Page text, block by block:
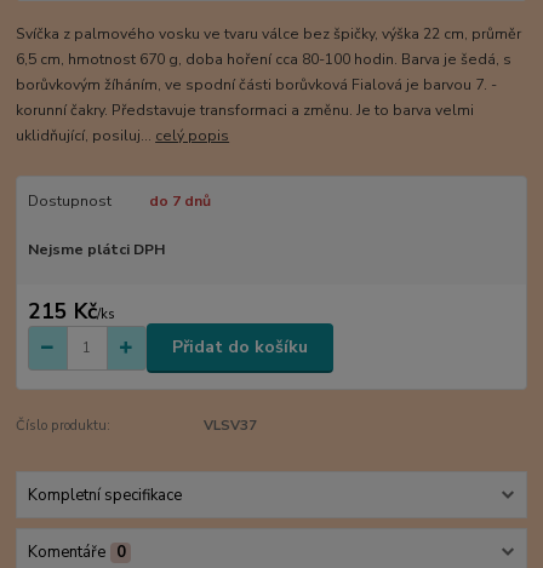
Svíčka z palmového vosku ve tvaru válce bez špičky, výška 22 cm, průměr
6,5 cm, hmotnost 670 g, doba hoření cca 80-100 hodin. Barva je šedá, s
borůvkovým žíháním, ve spodní části borůvková Fialová je barvou 7. -
korunní čakry. Představuje transformaci a změnu. Je to barva velmi
uklidňující, posiluj... celý popis
Dostupnost do 7 dnů
Nejsme plátci DPH
215 Kč/ks
Přidat do košíku
Číslo produktu: VLSV37
Kompletní specifikace
Komentáře 0